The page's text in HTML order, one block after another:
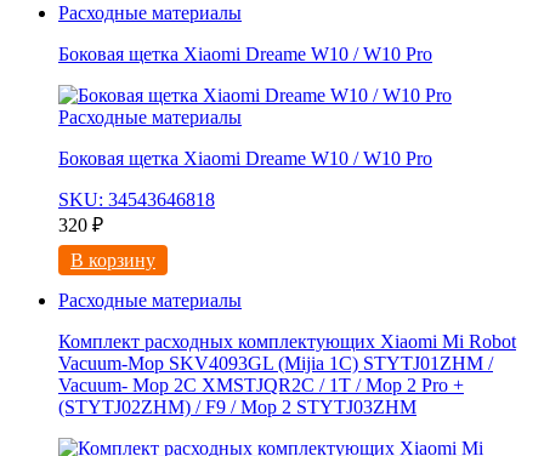
Расходные материалы
Боковая щетка Xiaomi Dreame W10 / W10 Pro
Расходные материалы
Боковая щетка Xiaomi Dreame W10 / W10 Pro
SKU: 34543646818
320 ₽
В корзину
Расходные материалы
Комплект расходных комплектующих Xiaomi Mi Robot
Vacuum-Mop SKV4093GL (Mijia 1C) STYTJ01ZHM /
Vacuum- Mop 2C XMSTJQR2C / 1T / Mop 2 Pro +
(STYTJ02ZHM) / F9 / Mop 2 STYTJ03ZHM